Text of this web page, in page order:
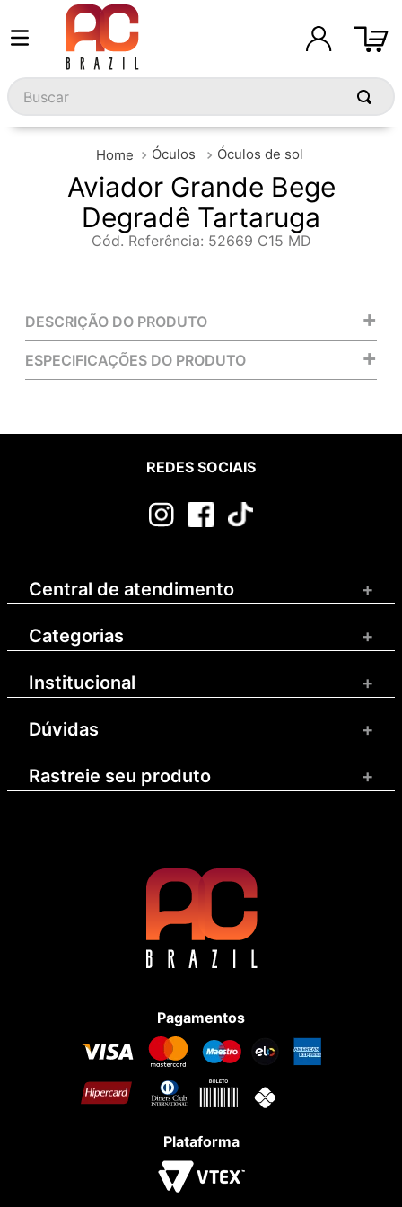
Buscar
Óculos Óculos de sol
Aviador Grande Bege
Degradê Tartaruga
Cód. Referência: 52669 C15 MD
DESCRIÇÃO DO PRODUTO +
ESPECIFICAÇÕES DO PRODUTO +
REDES SOCIAIS
Central de atendimento +
Categorias +
Institucional +
Dúvidas +
Rastreie seu produto +
Pagamentos
Plataforma